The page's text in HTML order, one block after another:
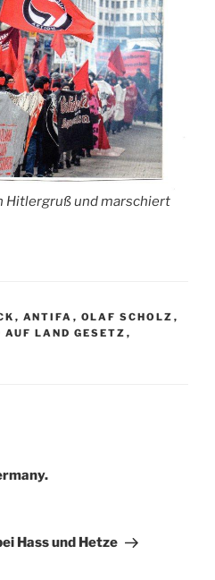
Hitlergruß und marschiert
, ANTIFA , OLAF SCHOLZ ,
AUF LAND GESETZ ,
Hass und Hetze